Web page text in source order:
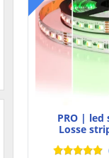
PRO | led
Losse